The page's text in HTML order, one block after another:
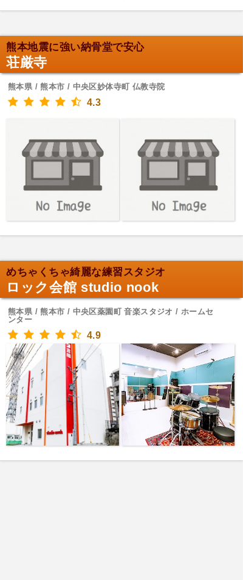
熊本地震に強い納骨堂で安心
荘厳寺
熊本県 / 熊本市 / 中央区妙体寺町 仏教寺院
4.3
めちゃくちゃ綺麗な練習スタジオ
ロック会館 studio nook
熊本県 / 熊本市 / 中央区薬園町 音楽スタジオ / ホームセ
ンター
4.9